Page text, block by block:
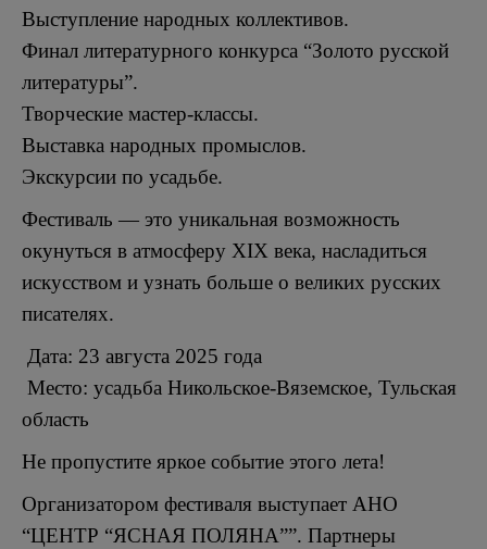
Выступление народных коллективов.
Финал литературного конкурса “Золото русской
литературы”.
Творческие мастер-классы.
Выставка народных промыслов.
Экскурсии по усадьбе.
Фестиваль — это уникальная возможность
окунуться в атмосферу XIX века, насладиться
искусством и узнать больше о великих русских
писателях.
Дата: 23 августа 2025 года
Место: усадьба Никольское-Вяземское, Тульская
область
Не пропустите яркое событие этого лета!
Организатором фестиваля выступает АНО
“ЦЕНТР “ЯСНАЯ ПОЛЯНА””. Партнеры